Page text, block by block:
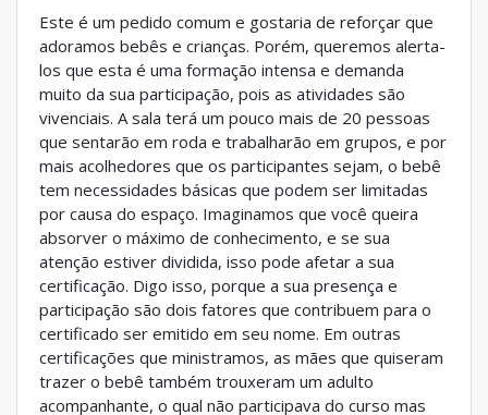
Este é um pedido comum e gostaria de reforçar que
adoramos bebês e crianças. Porém, queremos alerta-
los que esta é uma formação intensa e demanda
muito da sua participação, pois as atividades são
vivenciais. A sala terá um pouco mais de 20 pessoas
que sentarão em roda e trabalharão em grupos, e por
mais acolhedores que os participantes sejam, o bebê
tem necessidades básicas que podem ser limitadas
por causa do espaço. Imaginamos que você queira
absorver o máximo de conhecimento, e se sua
atenção estiver dividida, isso pode afetar a sua
certificação. Digo isso, porque a sua presença e
participação são dois fatores que contribuem para o
certificado ser emitido em seu nome. Em outras
certificações que ministramos, as mães que quiseram
trazer o bebê também trouxeram um adulto
acompanhante, o qual não participava do curso mas